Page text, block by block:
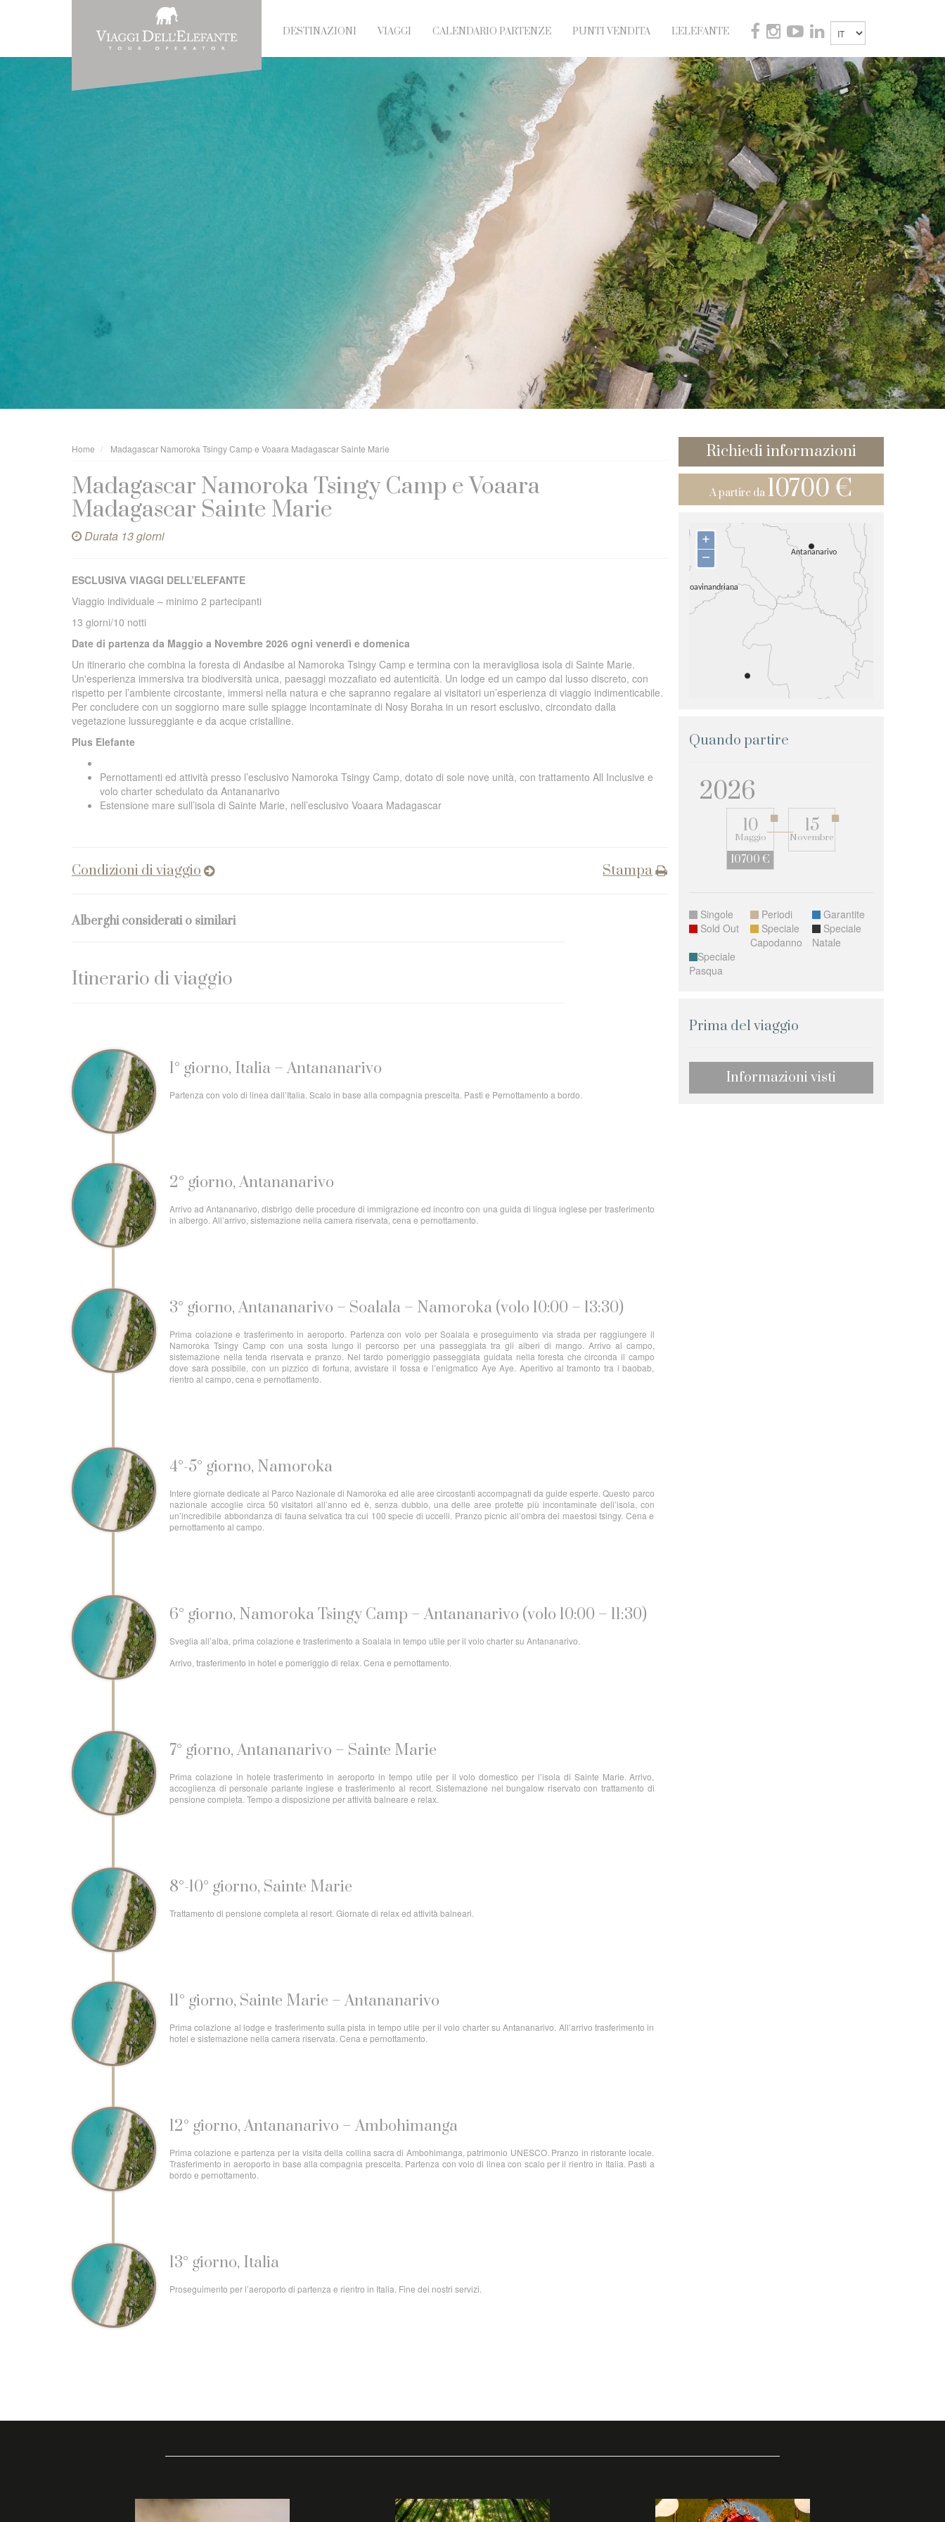
DESTINAZIONI VIAGGI CALENDARIO PARTENZE PUNTI VENDITA L'ELEFANTE
Home Madagascar Namoroka Tsingy Camp e Voaara Madagascar Sainte Marie
Madagascar Namoroka Tsingy Camp e Voaara
Madagascar Sainte Marie
Durata 13 giorni
ESCLUSIVA VIAGGI DELL’ELEFANTE
Viaggio individuale – minimo 2 partecipanti
13 giorni/10 notti
Date di partenza da Maggio a Novembre 2026 ogni venerdì e domenica
Un itinerario che combina la foresta di Andasibe al Namoroka Tsingy Camp e termina con la meravigliosa isola di Sainte Marie.
Un'esperienza immersiva tra biodiversità unica, paesaggi mozzafiato ed autenticità. Un lodge ed un campo dal lusso discreto, con
rispetto per l’ambiente circostante, immersi nella natura e che sapranno regalare ai visitatori un’esperienza di viaggio indimenticabile.
Per concludere con un soggiorno mare sulle spiagge incontaminate di Nosy Boraha in un resort esclusivo, circondato dalla
vegetazione lussureggiante e da acque cristalline.
Plus Elefante
Pernottamenti ed attività presso l’esclusivo Namoroka Tsingy Camp, dotato di sole nove unità, con trattamento All Inclusive e
volo charter schedulato da Antananarivo
Estensione mare sull’isola di Sainte Marie, nell’esclusivo Voaara Madagascar
Condizioni di viaggio Stampa
Alberghi considerati o similari
Itinerario di viaggio
1° giorno, Italia – Antananarivo
Partenza con volo di linea dall’Italia. Scalo in base alla compagnia prescelta. Pasti e Pernottamento a bordo.
2° giorno, Antananarivo
Arrivo ad Antananarivo, disbrigo delle procedure di immigrazione ed incontro con una guida di lingua inglese per trasferimento
in albergo. All’arrivo, sistemazione nella camera riservata, cena e pernottamento.
3° giorno, Antananarivo – Soalala – Namoroka (volo 10:00 – 13:30)
Prima colazione e trasferimento in aeroporto. Partenza con volo per Soalala e proseguimento via strada per raggiungere il
Namoroka Tsingy Camp con una sosta lungo il percorso per una passeggiata tra gli alberi di mango. Arrivo al campo,
sistemazione nella tenda riservata e pranzo. Nel tardo pomeriggio passeggiata guidata nella foresta che circonda il campo
dove sarà possibile, con un pizzico di fortuna, avvistare il fossa e l’enigmatico Aye Aye. Aperitivo al tramonto tra i baobab,
rientro al campo, cena e pernottamento.
4°-5° giorno, Namoroka
Intere giornate dedicate al Parco Nazionale di Namoroka ed alle aree circostanti accompagnati da guide esperte. Questo parco
nazionale accoglie circa 50 visitatori all’anno ed è, senza dubbio, una delle aree protette più incontaminate dell’isola, con
un’incredibile abbondanza di fauna selvatica tra cui 100 specie di uccelli. Pranzo picnic all’ombra dei maestosi tsingy. Cena e
pernottamento al campo.
6° giorno, Namoroka Tsingy Camp – Antananarivo (volo 10:00 – 11:30)
Sveglia all’alba, prima colazione e trasferimento a Soalala in tempo utile per il volo charter su Antananarivo.
Arrivo, trasferimento in hotel e pomeriggio di relax. Cena e pernottamento.
7° giorno, Antananarivo – Sainte Marie
Prima colazione in hotele trasferimento in aeroporto in tempo utile per il volo domestico per l’isola di Sainte Marie. Arrivo,
accoglienza di personale parlante inglese e trasferimento al recort. Sistemazione nel bungalow riservato con trattamento di
pensione completa. Tempo a disposizione per attività balneare e relax.
8°-10° giorno, Sainte Marie
Trattamento di pensione completa al resort. Giornate di relax ed attività balneari.
11° giorno, Sainte Marie – Antananarivo
Prima colazione al lodge e trasferimento sulla pista in tempo utile per il volo charter su Antananarivo. All’arrivo trasferimento in
hotel e sistemazione nella camera riservata. Cena e pernottamento.
12° giorno, Antananarivo – Ambohimanga
Prima colazione e partenza per la visita della collina sacra di Ambohimanga, patrimonio UNESCO. Pranzo in ristorante locale.
Trasferimento in aeroporto in base alla compagnia prescelta. Partenza con volo di linea con scalo per il rientro in Italia. Pasti a
bordo e pernottamento.
13° giorno, Italia
Proseguimento per l’aeroporto di partenza e rientro in Italia. Fine dei nostri servizi.
Richiedi informazioni
A partire da 10700 €
+
–
Quando partire
2026
10
Maggio
10700 €
15
Novembre
Singole Periodi
Garantite
Sold Out
Speciale
Capodanno
Speciale
Natale
Speciale
Pasqua
Prima del viaggio
Informazioni visti